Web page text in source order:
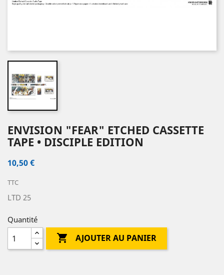
ENVISION "FEAR" ETCHED CASSETTE
TAPE • DISCIPLE EDITION
10,50 €
TTC
LTD 25
Quantité
 AJOUTER AU PANIER